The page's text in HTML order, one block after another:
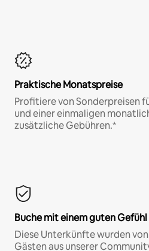
Praktische Monatspreise
Profitiere von Sonderpreisen
und einer einmaligen
zusätzliche Gebühren.*
Buche mit einem guten Gefühl
Diese Unterkünfte wurden
Gästen aus unserer